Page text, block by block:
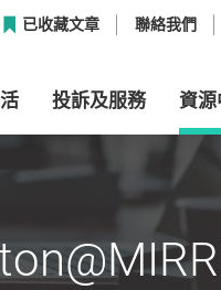
已收藏文章 聯絡我們
投訴及服務 資